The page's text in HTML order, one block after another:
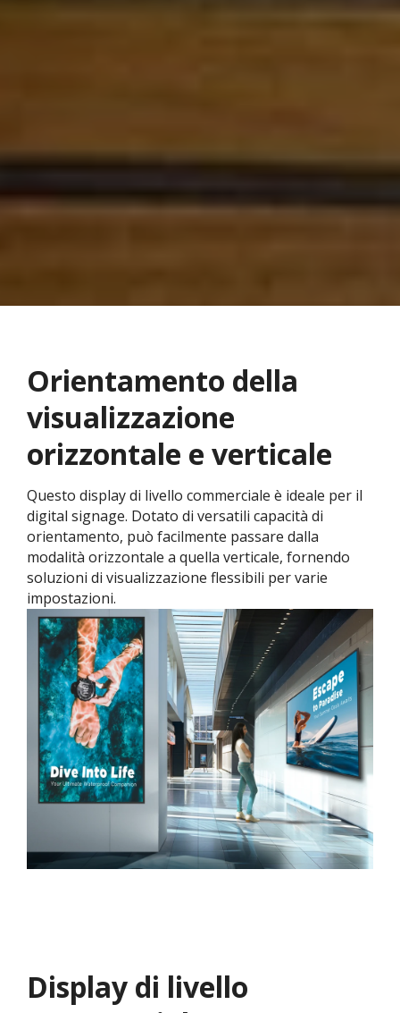
Orientamento della
visualizzazione
orizzontale e verticale
Questo display di livello commerciale è ideale per il
digital signage. Dotato di versatili capacità di
orientamento, può facilmente passare dalla
modalità orizzontale a quella verticale, fornendo
soluzioni di visualizzazione flessibili per varie
impostazioni.
Display di livello